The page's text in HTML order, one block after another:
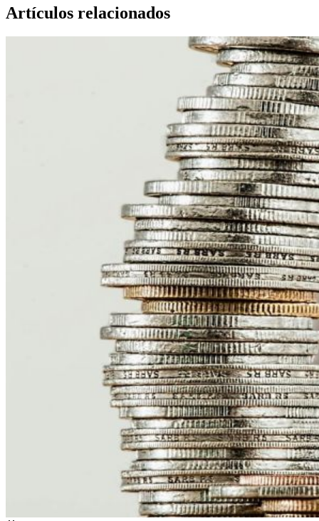
Artículos relacionados